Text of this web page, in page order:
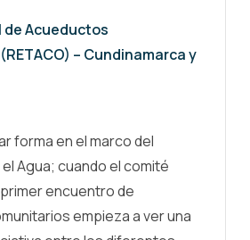
de Acueductos
– Cundinamarca y
forma en el marco del
Agua; cuando el comité
encuentro de
empieza a ver una